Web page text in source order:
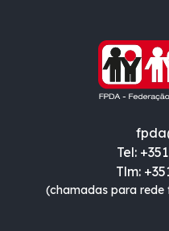
Tel:
Tlm:
(chamadas para rede